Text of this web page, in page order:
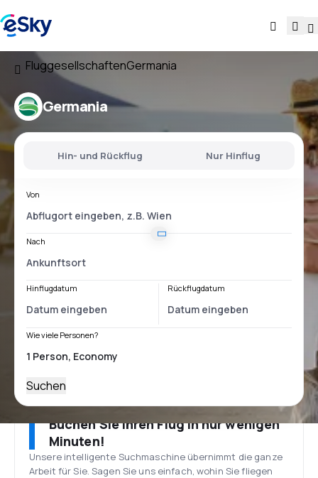
FluggesellschaftenGermania
Germania
Hin- und Rückflug Nur Hinflug
Von
Nach
Hinflugdatum Rückflugdatum
Wie viele Personen?
Suchen
Buchen Sie Ihren Flug in nur wenigen
Minuten!
Unsere intelligente Suchmaschine übernimmt die ganze
Arbeit für Sie. Sagen Sie uns einfach, wohin Sie fliegen